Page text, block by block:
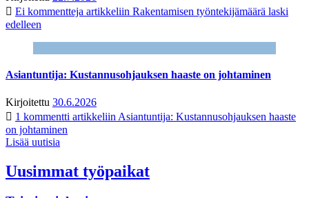
Ei kommentteja artikkeliin Rakentamisen työntekijämäärä laski
edelleen
Asiantuntija: Kustannusohjauksen haaste on johtaminen
Kirjoitettu 30.6.2026
1 kommentti artikkeliin Asiantuntija: Kustannusohjauksen haaste
on johtaminen
Lisää uutisia
Uusimmat työpaikat